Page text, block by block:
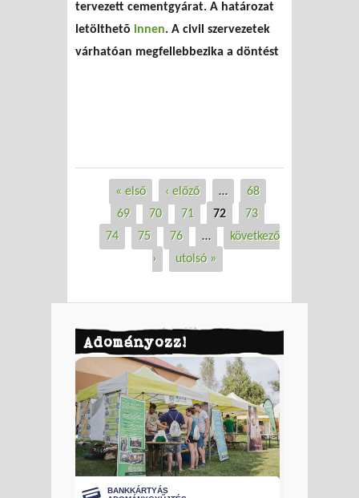
tervezett cementgyárat. A határozat
letölthetõ innen. A civil szervezetek
várhatóan megfellebbezika a döntést
Oldalak« első ‹ előző …
68
69
70 71 72
73
74
75 76 …
következő
›
utolsó »
Adományozz!